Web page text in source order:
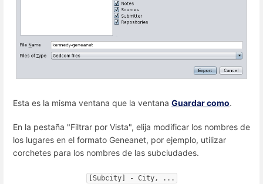
Esta es la misma ventana que la ventana Guardar como.
En la pestaña "Filtrar por Vista", elija modificar los nombres de
los lugares en el formato Geneanet, por ejemplo, utilizar
corchetes para los nombres de las subciudades.
[Subcity] - City, ...